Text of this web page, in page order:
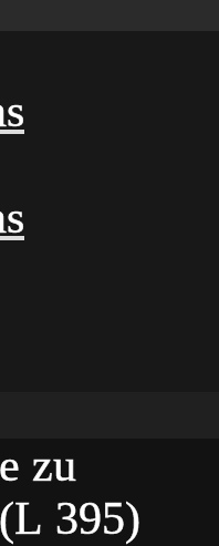
zu
395)